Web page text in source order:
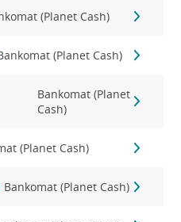
(Planet Cash)
(Planet Cash)
Bankomat (Planet
Cash)
(Planet Cash)
Bankomat (Planet Cash)